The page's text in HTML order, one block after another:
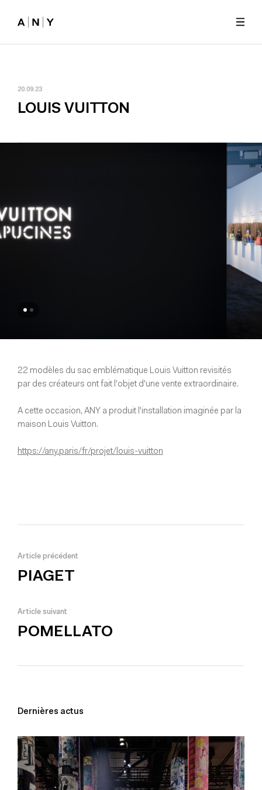
20.09.23
LOUIS VUITTON
22 modèles du sac emblématique Louis Vuitton revisités
par des créateurs ont fait l'objet d'une vente extraordinaire.
A cette occasion, ANY a produit l'installation imaginée par la
maison Louis Vuitton.
https://any.paris/fr/projet/louis-vuitton
Article précédent
PIAGET
Article suivant
POMELLATO
Dernières actus